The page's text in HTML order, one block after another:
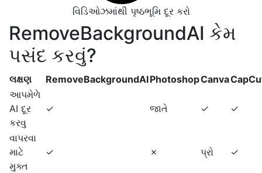
વિડિઓઝમાંથી પૃષ્ઠભૂમિ દૂર કરો
RemoveBackgroundAI કેમ
પસંદ કરવું?
લક્ષણ RemoveBackgroundAIPhotoshopCanva
આપમેળે
AI દૂર
કરવુ
✓ જાતે ✓ ✓
વાપરવા
માટે
મુક્ત
✓ ✗ પ્રો ✓